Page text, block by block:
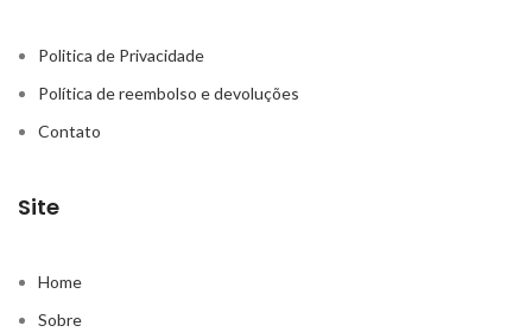
Politica de Privacidade
Política de reembolso e devoluções
Contato
Site
Home
Sobre